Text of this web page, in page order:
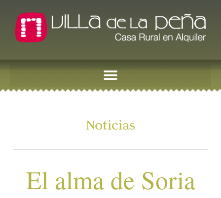
Noticias
El alma de Soria